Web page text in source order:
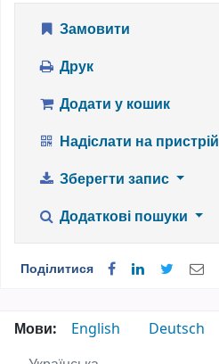
Замовити
Друк
Додати у кошик
Надіслати на пристрій
Зберегти запис
Додаткові пошуки
Поділитися
Мови:
English Deutsch